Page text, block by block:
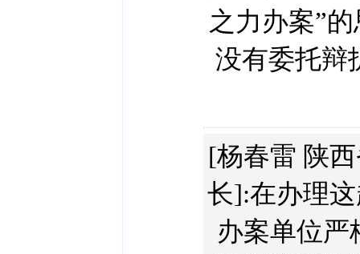
之力办案”
没有委托辩
[杨春雷 陕
长]:在办理
办案单位严